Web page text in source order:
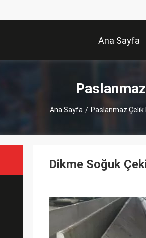
Ana Sayfa
Ana Sayfa / Paslanmaz Çelik
Dikme Soğuk